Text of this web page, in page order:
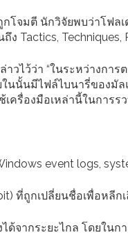
โจมตี นักวิจัยพบว่าโฟล
ง Tactics,
วไว้ว่า “ในระหว่างกา
นนั้นมีไฟล์ไบนารี่ของมั
เครื่องมือเหล่านี้ในการ
event logs,
ที่ถูกเปลี่ยนชื่อเพื่อหลีก
ด้จากระยะไกล โดยใน